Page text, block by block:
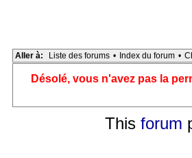
Aller à: Liste des forums • Index du forum •
Désolé, vous n'avez pas la
This forum